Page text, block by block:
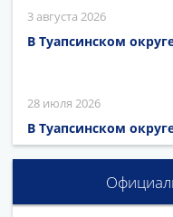
3 августа 2026
В Туапсинском
28 июля 2026
В Туапсинском